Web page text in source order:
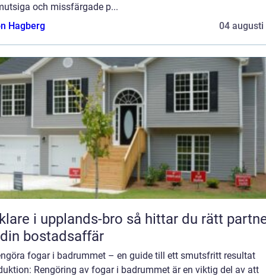
och missfärgade p...
Hagberg
04 augusti
i upplands-bro så hittar du rätt partner
bostadsaffär
fogar i badrummet – en guide till ett smutsfritt resultat
Rengöring av fogar i badrummet är en viktig del av att